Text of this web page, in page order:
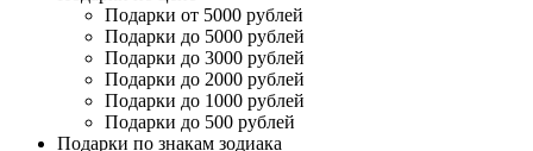
Подарки от 5000 рублей
Подарки до 5000 рублей
Подарки до 3000 рублей
Подарки до 2000 рублей
Подарки до 1000 рублей
Подарки до 500 рублей
Подарки по знакам зодиака